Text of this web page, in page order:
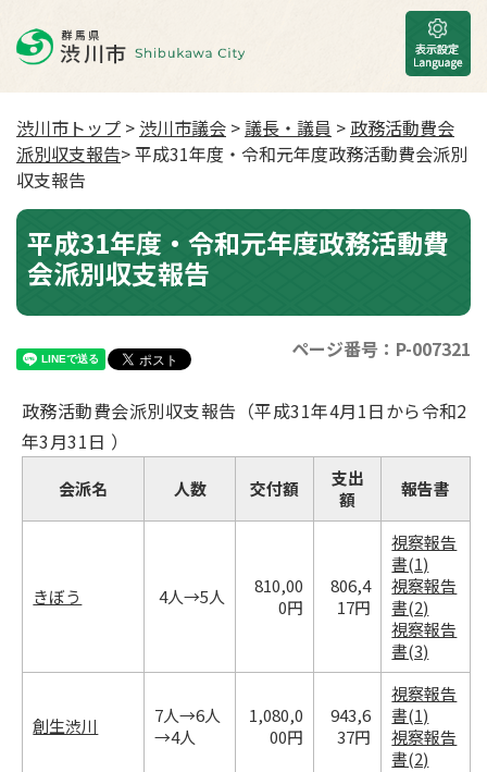
渋川市トップ > 渋川市議会 >議長・議員 > 政務活動費会
派別収支報告> 平成31年度・令和元年度政務活動費会派別
収支報告
平成31年度・令和元年度政務活動費
会派別収支報告
ページ番号：P-007321
政務活動費会派別収支報告（平成31年4月1日から令和2
年3月31日 ）
会派名 人数 交付額
支出
額
報告書
きぼう 4人→5人
810,00
0円
806,4
17円
視察報告
書(1)
視察報告
書(2)
視察報告
書(3)
創生渋川
7人→6人
→4人
1,080,0
00円
943,6
37円
視察報告
書(1)
視察報告
書(2)